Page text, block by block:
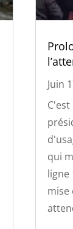
Juin
qui
ligne
mise